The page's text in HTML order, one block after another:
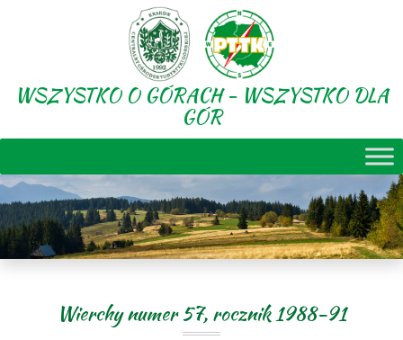
WSZYSTKO O GÓRACH - WSZYSTKO DLA
GÓR
Wierchy numer 57, rocznik 1988-91